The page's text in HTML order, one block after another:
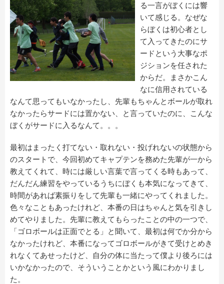
る一言がぼくには響
いて感じる。なぜな
らぼくは初心者とし
て入ってきたのにサ
ードという大事なポ
ジションを任された
からだ。まさかこん
なに信用されている
なんて思ってもいなかったし、先輩もちゃんとボールが取れ
なかったらサードには置かない、と言っていたのに、こんな
ぼくがサードに入るなんて。。。
最初はまったく打てない・取れない・投げれないの状態から
のスタートで、今回初めてキャプテンを務めた先輩が一から
教えてくれて、時には厳しい言葉で言ってくる時もあって、
だんだん練習をやっているうちにぼくも本気になってきて、
時間があれば素振りをして先輩も一緒にやってくれました。
色々なこともあったけれど、本番の日はちゃんと気を引きし
めてやりました。先輩に教えてもらったことの中の一つで、
「ゴロボールは正面でとる」と聞いて、最初は何でか分から
なかったけれど、本番になってゴロボールがきて受けとめき
れなくてあせったけど、自分の体に当たって僕より後ろには
いかなかったので、そういうことかという風にわかりまし
た。